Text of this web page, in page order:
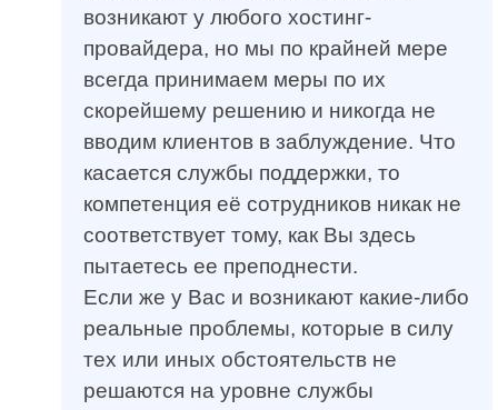
возникают у любого хостинг-
провайдера, но мы по крайней мере
всегда принимаем меры по их
скорейшему решению и никогда не
вводим клиентов в заблуждение. Что
касается службы поддержки, то
компетенция её сотрудников никак не
соответствует тому, как Вы здесь
пытаетесь ее преподнести.
Если же у Вас и возникают какие-либо
реальные проблемы, которые в силу
тех или иных обстоятельств не
решаются на уровне службы